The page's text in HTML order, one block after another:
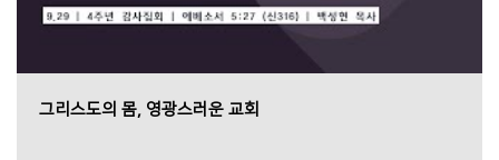
그리스도의 몸, 영광스러운 교회